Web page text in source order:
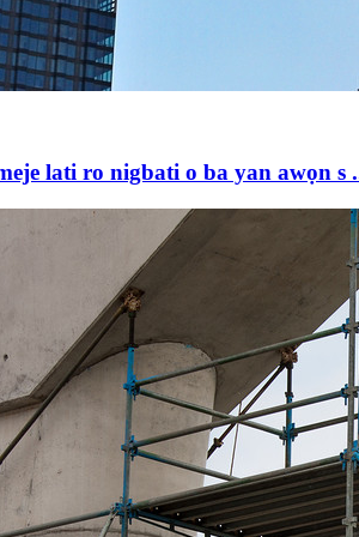
lati ro nigbati o ba yan awọn s